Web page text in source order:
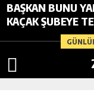
BAŞKAN BUNU
KAÇAK ŞUBEYE